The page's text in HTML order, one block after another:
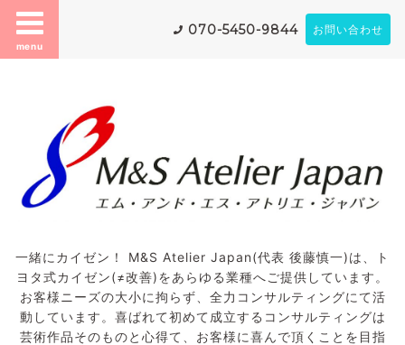
menu
070-5450-9844 お問い合わせ
一緒にカイゼン！ M&S Atelier Japan(代表 後藤慎一)は、ト
ヨタ式カイゼン(≠改善)をあらゆる業種へご提供しています。
お客様ニーズの大小に拘らず、全力コンサルティングにて活
動しています。喜ばれて初めて成立するコンサルティングは
芸術作品そのものと心得て、お客様に喜んで頂くことを目指